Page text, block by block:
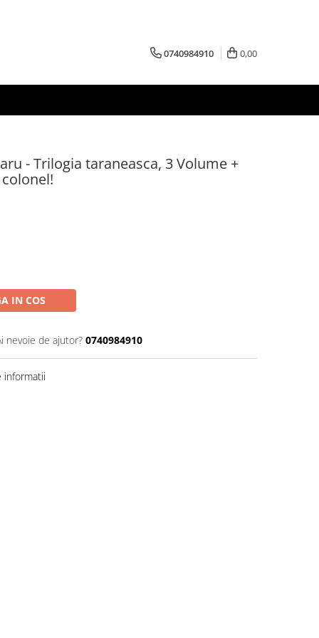
0740984910 0,00
- Trilogia taraneasca, 3 Volume +
IN COS
nevoie de ajutor? 0740984910
informatii